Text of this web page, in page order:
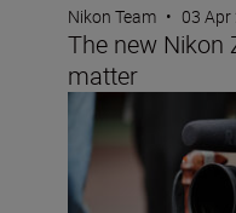
Nikon Team • 03 Apr
The new Nikon
matter
Inside the